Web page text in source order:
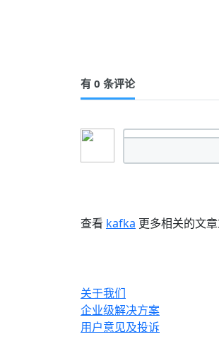
有 0 条评论
查看 kafka 更多相关的文
关于我们
企业级解决方案
用户意见及投诉